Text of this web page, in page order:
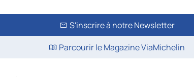
S'inscrire à notre Newsletter
Parcourir le Magazine ViaMichelin